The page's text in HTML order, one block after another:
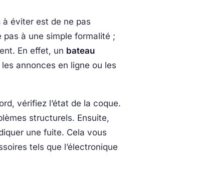
à éviter est de ne pas
à une simple formalité ;
En effet, un bateau
annonces en ligne ou les
vérifiez l’état de la coque.
structurels. Ensuite,
une fuite. Cela vous
tels que l’électronique